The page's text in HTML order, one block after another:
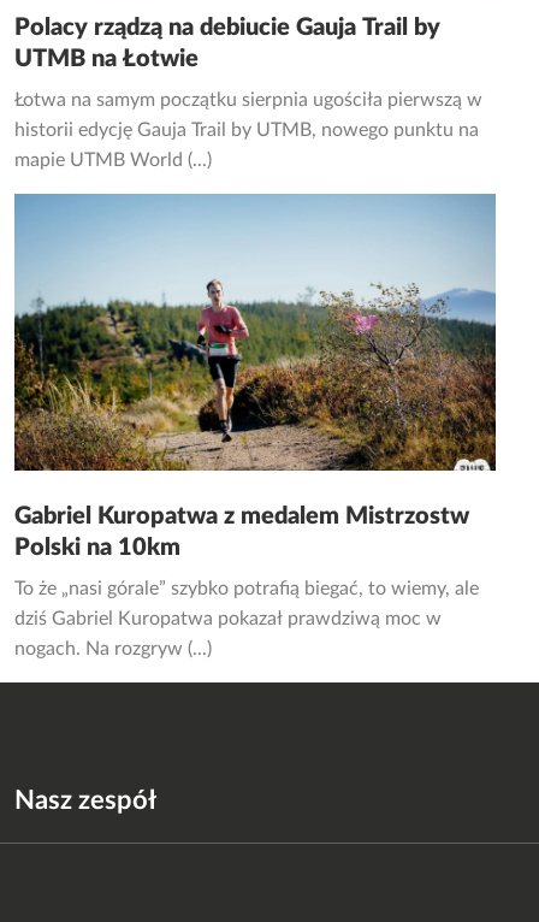
Polacy rządzą na debiucie Gauja Trail by
UTMB na Łotwie
Łotwa na samym początku sierpnia ugościła pierwszą w
historii edycję Gauja Trail by UTMB, nowego punktu na
mapie UTMB World (...)
Gabriel Kuropatwa z medalem Mistrzostw
Polski na 10km
To że „nasi górale” szybko potrafią biegać, to wiemy, ale
dziś Gabriel Kuropatwa pokazał prawdziwą moc w
nogach. Na rozgryw (...)
Nasz zespół